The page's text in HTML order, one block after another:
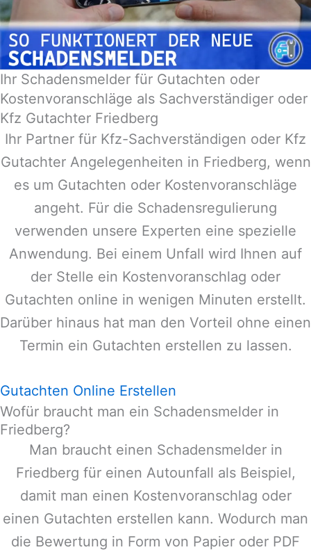
Ihr Schadensmelder für Gutachten oder
Kostenvoranschläge als Sachverständiger oder
Kfz Gutachter Friedberg
Ihr Partner für Kfz-Sachverständigen oder Kfz
Gutachter Angelegenheiten in Friedberg, wenn
es um Gutachten oder Kostenvoranschläge
angeht. Für die Schadensregulierung
verwenden unsere Experten eine spezielle
Anwendung. Bei einem Unfall wird Ihnen auf
der Stelle ein Kostenvoranschlag oder
Gutachten online in wenigen Minuten erstellt.
Darüber hinaus hat man den Vorteil ohne einen
Termin ein Gutachten erstellen zu lassen.
Gutachten Online Erstellen
Wofür braucht man ein Schadensmelder in
Friedberg?
Man braucht einen Schadensmelder in
Friedberg für einen Autounfall als Beispiel,
damit man einen Kostenvoranschlag oder
einen Gutachten erstellen kann. Wodurch man
die Bewertung in Form von Papier oder PDF